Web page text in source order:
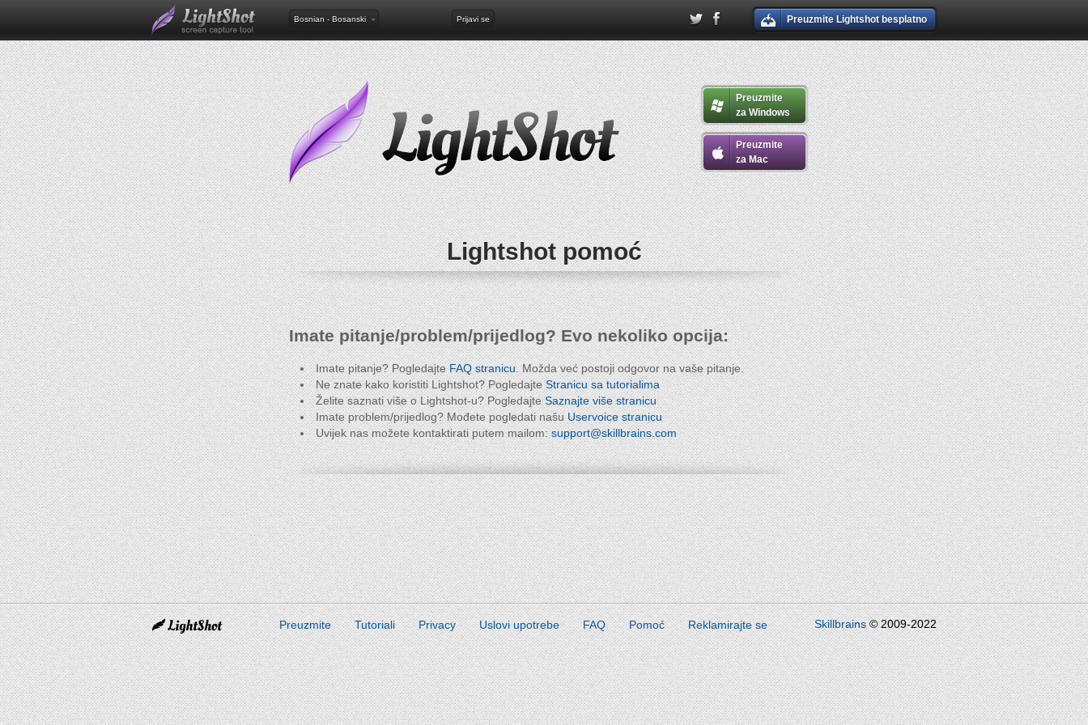
Bosnian - Bosanski Prijavi se Preuzmite Lightshot besplatno
Preuzmite
za Windows
Preuzmite
za Mac
Lightshot pomoć
Imate pitanje/problem/prijedlog? Evo nekoliko opcija:
Imate pitanje? PogledajteFAQ stranicu. Možda već postoji odgovor na vaše pitanje.
Ne znate kako koristiti Lightshot? PogledajteStranicu sa tutorialima
Želite saznati više o Lightshot-u? PogledajteSaznajte više stranicu
Imate problem/prijedlog? Mođete pogledati našuUservoice stranicu
Uvijek nas možete kontaktirati putem mailom:support@skillbrains.com
Preuzmite Tutoriali Privacy Uslovi upotrebe FAQ Pomoć Reklamirajte se Skillbrains© 2009-2022